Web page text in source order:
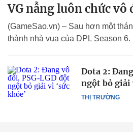
VG nẫng luôn chức vô
(GameSao.vn) – Sau hơn một
thành nhà vua của DPL Season 6.
THỊ TRƯỜNG
Dota 2:
ngột bỏ giải